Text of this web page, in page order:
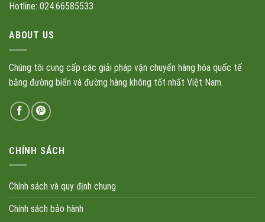
Hotline: 024.66585533
ABOUT US
Chúng tôi cung cấp các giải pháp vận chuyển hàng hóa quốc tế
bằng đường biển và đường hàng không tốt nhất Việt Nam.
CHÍNH SÁCH
Chính sách và quy định chung
Chính sách bảo hành